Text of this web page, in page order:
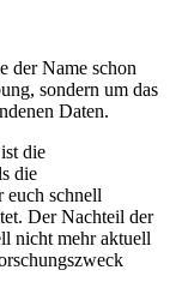
der Name schon
sondern um das
Daten.
die
die
euch schnell
Der Nachteil der
nicht mehr aktuell